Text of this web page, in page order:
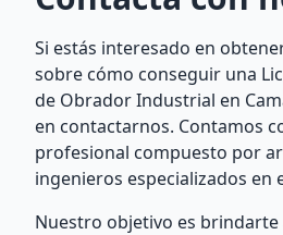
Si estás interesado en
sobre cómo conseguir una
de Obrador Industrial en
en contactarnos. Contamos
profesional compuesto por
ingenieros especializados en
Nuestro objetivo es